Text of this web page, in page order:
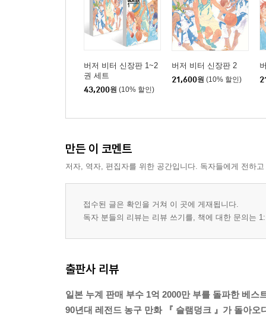
버저 비터 신장판 1~2
권 세트
43,200원 (10% 할인)
버저 비터 신장판 2
21,600원 (10% 할인)
만든 이 코멘트
저자, 역자, 편집자를 위한 공간입니다. 독자들에게 전하
접수된 글은 확인을 거쳐 이 곳에 게재됩니다.
독자 분들의 리뷰는 리뷰 쓰기를, 책에 대한 문의는
출판사 리뷰
일본 누계 판매 부수 1억 2000만 부를 돌파한 베스
90년대 레전드 농구 만화 『 슬램덩크 』가 돌아오